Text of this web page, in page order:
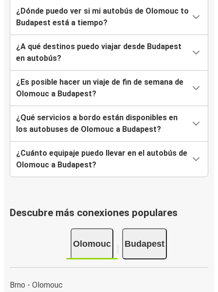
¿Dónde puedo ver si mi autobús de Olomouc to
Budapest está a tiempo?
¿A qué destinos puedo viajar desde Budapest
en autobús?
¿Es posible hacer un viaje de fin de semana de
Olomouc a Budapest?
¿Qué servicios a bordo están disponibles en
los autobuses de Olomouc a Budapest?
¿Cuánto equipaje puedo llevar en el autobús de
Olomouc a Budapest?
Descubre más conexiones populares
Olomouc Budapest
Brno - Olomouc